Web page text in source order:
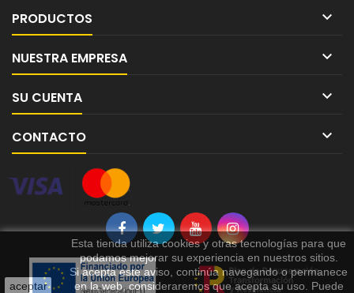
PRODUCTOS 
NUESTRA EMPRESA 
SU CUENTA 
CONTACTO 
aceptar
Esta tienda utiliza cookies y otras tecnologías para que
podamos mejorar su experiencia en nuestros sitios.
Si acepta este aviso, continúa navegando o permanece
en la web, consideraremos que acepta su uso. Puede